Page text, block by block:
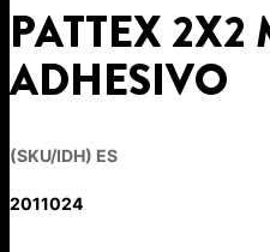
PATTEX 2X2
ADHESIVO
(SKU/IDH) ES
2011024